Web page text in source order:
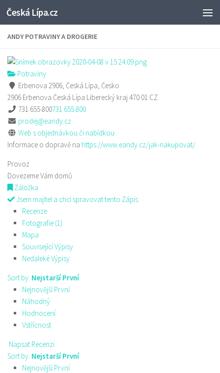
Skip to content
Česká Lípa.cz
ANDY POTRAVINY A DROGERIE
Potraviny
Erbenova 2906, Česká Lípa, Česko
2906 Erbenova Česká Lípa Liberecký kraj470 01 CZ
731 655 800731 655 800
prodej@eandy.cz
Web s objednávkou či nabídkou
Informace o dopravě na https://www.eandy.cz/jak-nakupovat/
Provoz
Dovezeme Vám domů
Záložka
Jsem majitel a chci spravovat tento Zápis
Recenze
Fotografie (1)
Mapa
Související Výpisy
Nedaleké Výpisy
Sort by: Nejstarší První
Nejnovější První
Náhodný
Hodnocení
Vstřícnost
Napsat Recenzi
Sort by: Nejstarší První
Nejnovější První